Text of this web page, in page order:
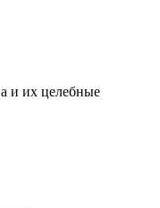
и их целебные